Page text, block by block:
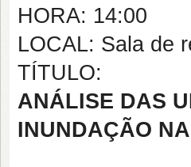
HORA: 14:00
LOCAL: Sala de
TÍTULO:
ANÁLISE DAS
INUNDAÇÃO